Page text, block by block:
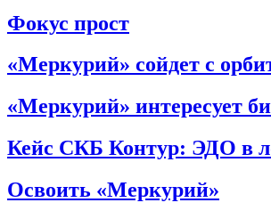
Фокус прост
«Меркурий» сойдет с
«Меркурий» интересует
Кейс СКБ Контур: ЭДО в
Освоить «Меркурий»